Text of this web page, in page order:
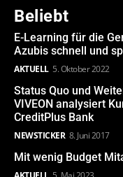
Beliebt
E-Learning für die
Azubis schnell und
AKTUELL 5. Oktober 2022
Status Quo und
VIVEON analysiert
CreditPlus Bank
NEWSTICKER 8. Juni 2017
Mit wenig Budget